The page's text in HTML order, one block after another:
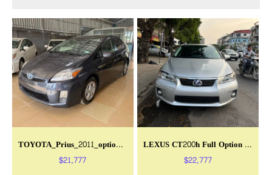
TOYOTA_Prius_2011_option4_solar
$21,777
LEXUS CT200h Full Option ឆ្នាំ 2011
$22,777